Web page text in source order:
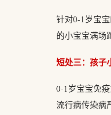
针对0-1岁宝
的小宝宝满场
短处三：孩子
0-1岁宝宝免
流行病传染病